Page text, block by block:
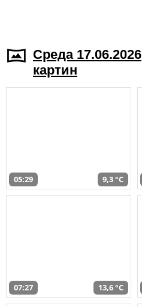
Среда 17.06.2026
картин
05:29 9,3 °C
07:27 13,6 °C